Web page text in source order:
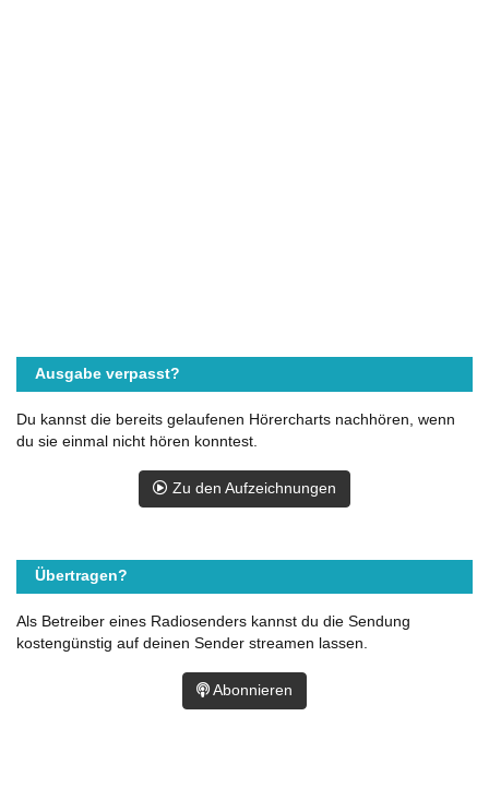
Ausgabe verpasst?
Du kannst die bereits gelaufenen Hörercharts nachhören, wenn
du sie einmal nicht hören konntest.
Zu den Aufzeichnungen
Übertragen?
Als Betreiber eines Radiosenders kannst du die Sendung
kostengünstig auf deinen Sender streamen lassen.
Abonnieren